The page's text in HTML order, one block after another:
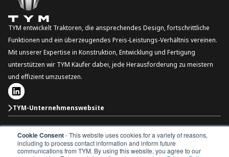
Cookie Consent- This website uses cookies for a variety of reasons,
including to process contact information and inform future
communications from TYM. By using this website, you agree to our
TYM entwickelt Traktoren, die ansprechendes Design, fortschrittliche
Funktionen und ein überzeugendes Preis-Leistungs-Verhältnis vereinen.
Mit unserer Expertise in Konstruktion, Entwicklung und Fertigung
unterstützen wir TYM Käufer dabei, jede Herausforderung zu meistern
und effizient umzusetzen.
TYM-Unternehmenswebsite
Deutschland
Copyright © 2026 TYM Corporation. Alle Rechte